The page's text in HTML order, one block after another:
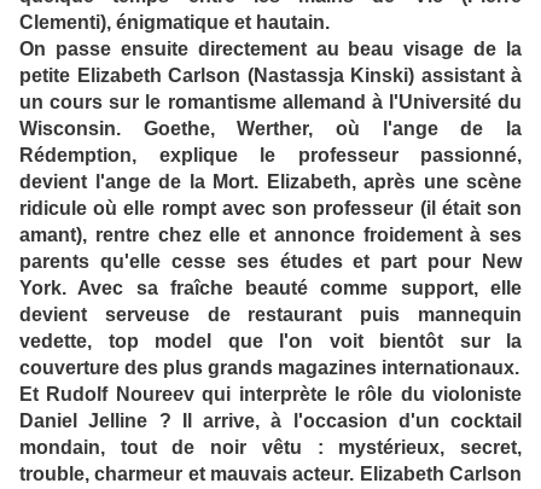
Clementi), énigmatique et hautain.
On passe ensuite directement au beau visage de la
petite Elizabeth Carlson (Nastassja Kinski) assistant à
un cours sur le romantisme allemand à l'Université du
Wisconsin. Goethe, Werther, où l'ange de la
Rédemption, explique le professeur passionné,
devient l'ange de la Mort. Elizabeth, après une scène
ridicule où elle rompt avec son professeur (il était son
amant), rentre chez elle et annonce froidement à ses
parents qu'elle cesse ses études et part pour New
York. Avec sa fraîche beauté comme support, elle
devient serveuse de restaurant puis mannequin
vedette, top model que l'on voit bientôt sur la
couverture des plus grands magazines internationaux.
Et Rudolf Noureev qui interprète le rôle du violoniste
Daniel Jelline ? Il arrive, à l'occasion d'un cocktail
mondain, tout de noir vêtu : mystérieux, secret,
trouble, charmeur et mauvais acteur. Elizabeth Carlson